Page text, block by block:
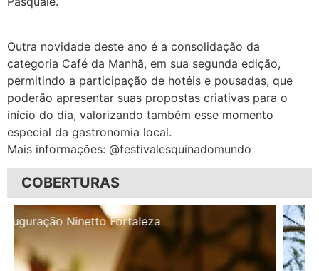
Outra novidade deste ano é a consolidação da
categoria Café da Manhã, em sua segunda edição,
permitindo a participação de hotéis e pousadas, que
poderão apresentar suas propostas criativas para o
início do dia, valorizando também esse momento
especial da gastronomia local.
Mais informações: @festivalesquinadomundo
COBERTURAS
Inauguração Illa Café